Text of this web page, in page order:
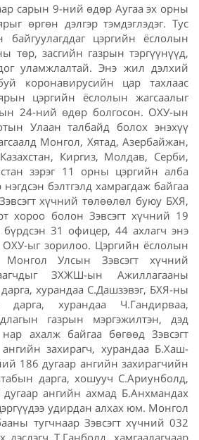
сарын 9-ний өдөр Аугаа эх орны
өргөн дэлгэр тэмдэглэдэг. Тус
цэргийн ёслолын
төр, засгийн газрын тэргүүнүүд,
уламжлалтай. Энэ жил дэлхий
коронавирусийн цар тахлаас
цэргийн ёслолын жагсаалыг
24-ний өдөр болгосон. ОХУ-ын
Улаан талбайд болох энэхүү
Монгол, Хятад, Азербайжан,
Киргиз, Молдав, Серби,
зэрэг 11 орны цэргийн алба
бэлтгэлд хамрагдаж байгаа
хүчний төлөөлөл буюу БХЯ,
хороо болон Зэвсэгт хүчний 19
бүрдсэн 31 офицер, 44 ахлагч энэ
ыг зорилоо. Цэргийн ёслолын
Монгол Улсын Зэвсэгт хүчний
ЗХЖШ-ын Ажиллагааны
хурандаа С.Дашзэвэг, БХЯ-ны
дарга, хурандаа Ч.Гандирваа,
газрын мэргэжилтэн, дэд
ахалж байгаа бөгөөд Зэвсэгт
захирагч, хурандаа Б.Хаш-
186 дугаар ангийн захирагчийн
дарга, хошууч С.Ариунболд,
дугаар ангийн ахмад Б.Анхмандах
удирдан алхах юм. Монгол
тугчнаар Зэвсэгт хүчний 032
дэслэгч Т.Ганболд, хамгаалагчаар